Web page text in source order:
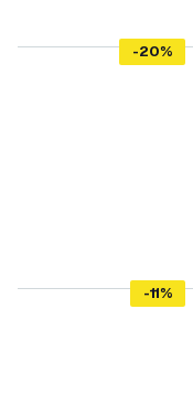
-20%
-11%